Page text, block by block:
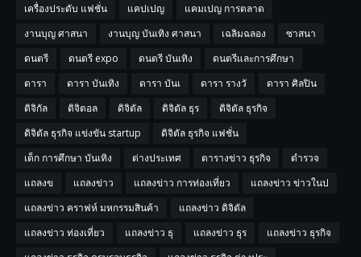
เครื่องประดับ แฟชั่น
แคปเปญ
แคมเปญ การตลาด
งานบุญ ศาสนา
งานบุญ บันเทิง ศาสนา เฉลิมฉลอง
ซาสนา
ดนตรี
ดนตรี expo ดนตรี บันเทิง
ดนตรีและการศึกษา
ดารา
ดารา บันเทิง ดารา บันเ ดารา รางวั
ดารา ศิลปิน
ดิจิกัล
ดิจิตอล ดิจิตัล ดิจิตัล ธุร
ดิจิตัล ธุรกิจ
ดิจิตัล ธุรกิจ แข่งขัน startup
ดิจิตัล ธุรกิจ แฟชั่น
เด็ก การศึกษา บันเทิง
ต่างประเทศ ตารางข่าว ธุรกิจ
ตำรวจ
แถลงข
แถลงข่าว แถลงข่าว การท่องเที่ยว
แถลงข่าว ข่าวในป
แถลงข่าว คราฟห์ มหกรรมสินค้า
แถลงข่าว ดิจิตัล
แถลงข่าว ท่องเที่ยว
แถลงข่าว ธุ แถลงข่าว ธุร
แถลงข่าว ธุรกิจ